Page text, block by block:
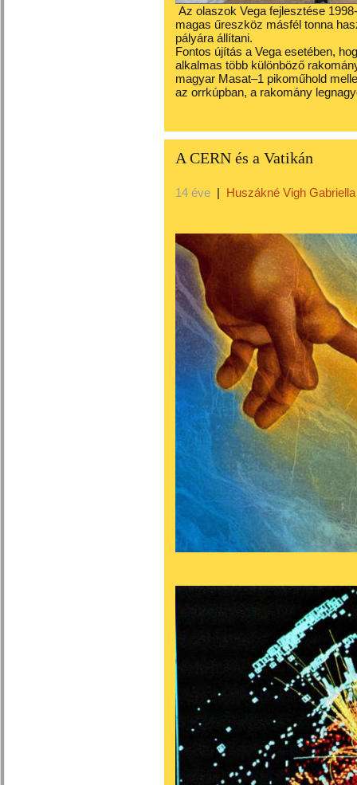
Az olaszok Vega fejlesztése
magas űreszköz másfél tonna
pályára állítani.
Fontos újítás a Vega esetében,
alkalmas több különböző
magyar Masat–1 pikoműhold
az orrkúpban, a rakomány
A CERN és a Vatikán
14 éve | Huszákné Vigh Gabriella